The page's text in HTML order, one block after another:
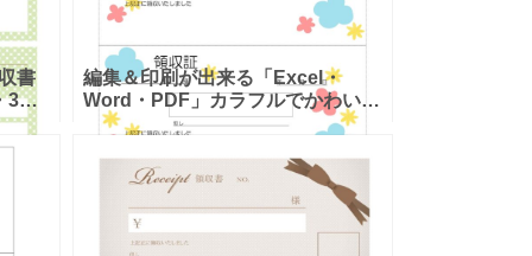
書
3分
レ
編集＆印刷が出来る「Excel・
Word・PDF」カラフルでかわいい
領収証のA4・3分割の花柄イラス
で、A4で3枚作成できます。 店